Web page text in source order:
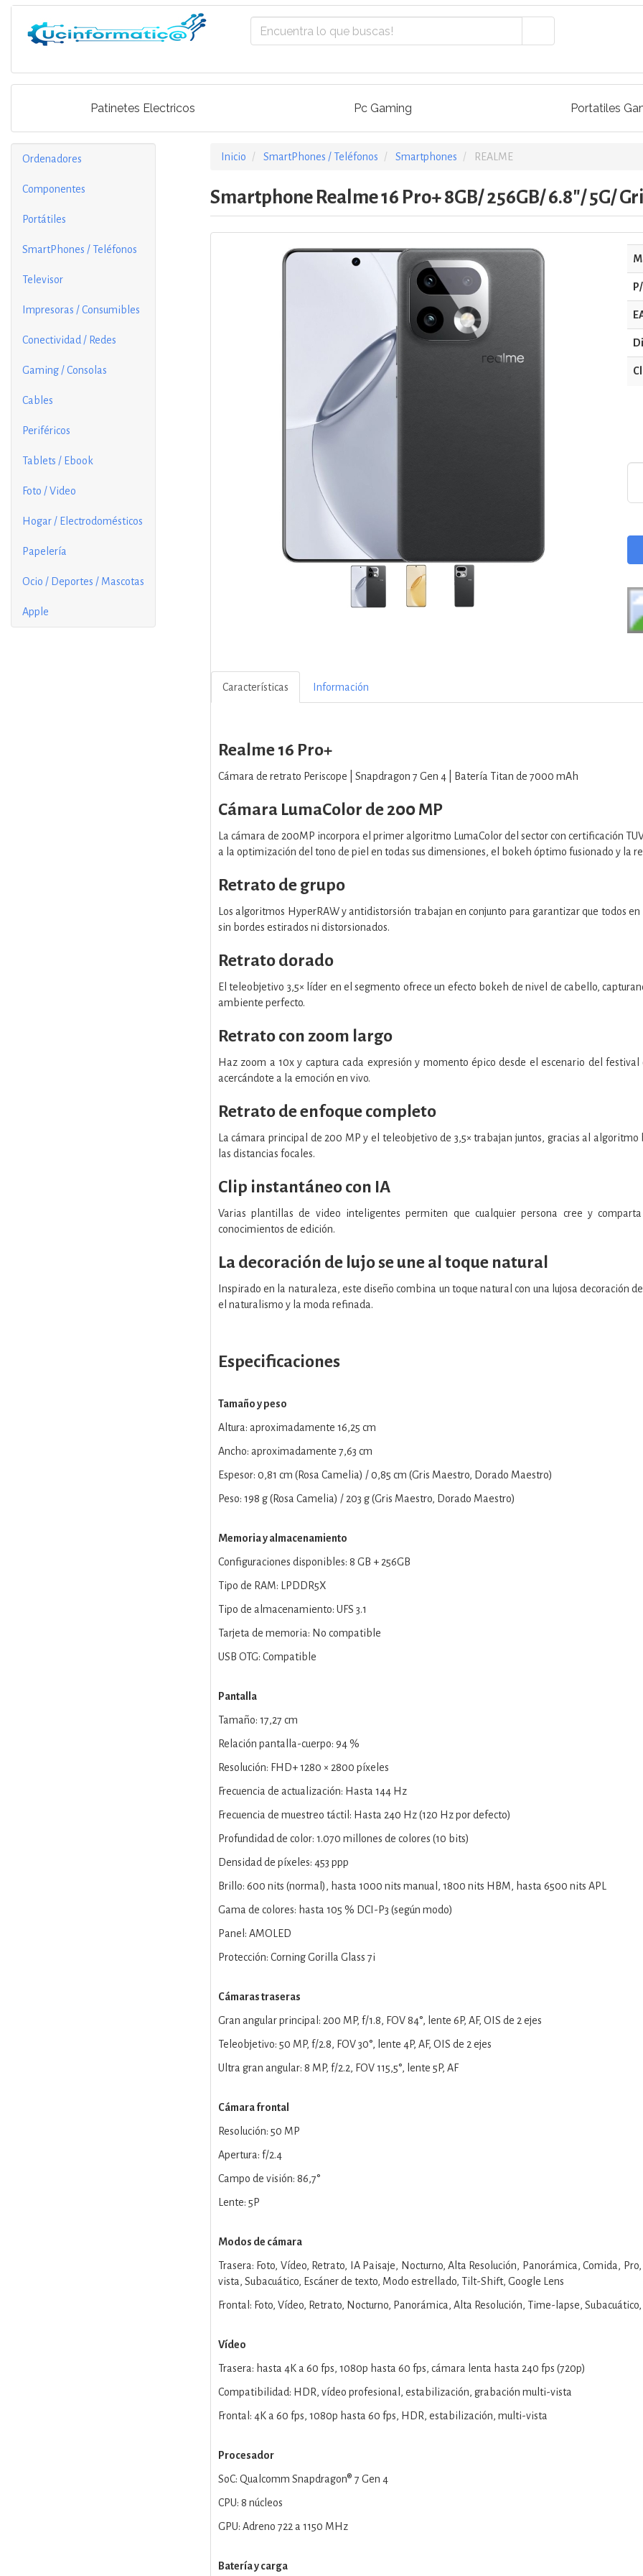
Patinetes Electricos Pc Gaming Portatiles
Ordenadores
Componentes
Portátiles
SmartPhones / Teléfonos
Televisor
Impresoras / Consumibles
Conectividad / Redes
Gaming / Consolas
Cables
Periféricos
Tablets / Ebook
Foto / Video
Hogar / Electrodomésticos
Papelería
Ocio / Deportes / Mascotas
Apple
Inicio SmartPhones / Teléfonos Smartphones REALME
Smartphone Realme 16 Pro+ 8GB/ 256GB/ 6.8"/ 5G/
Características Información
Realme 16 Pro+
Cámara de retrato Periscope | Snapdragon 7 Gen 4 | Batería Titan de 7000 mAh
Cámara LumaColor de 200 MP
La cámara de 200MP incorpora el primer algoritmo LumaColor del sector con certificación
a la optimización del tono de piel en todas sus dimensiones, el bokeh óptimo fusionado y la
Retrato de grupo
Los algoritmos HyperRAW y antidistorsión trabajan en conjunto para garantizar que todos
sin bordes estirados ni distorsionados.
Retrato dorado
El teleobjetivo 3,5× líder en el segmento ofrece un efecto bokeh de nivel de cabello,
ambiente perfecto.
Retrato con zoom largo
Haz zoom a 10x y captura cada expresión y momento épico desde el escenario del
acercándote a la emoción en vivo.
Retrato de enfoque completo
La cámara principal de 200 MP y el teleobjetivo de 3,5× trabajan juntos, gracias al
las distancias focales.
Clip instantáneo con IA
Varias plantillas de video inteligentes permiten que cualquier persona cree y
conocimientos de edición.
La decoración de lujo se une al toque natural
Inspirado en la naturaleza, este diseño combina un toque natural con una lujosa decoración
el naturalismo y la moda refinada.
Especificaciones
Tamaño y peso
Altura: aproximadamente 16,25 cm
Ancho: aproximadamente 7,63 cm
Espesor: 0,81 cm (Rosa Camelia) / 0,85 cm (Gris Maestro, Dorado Maestro)
Peso: 198 g (Rosa Camelia) / 203 g (Gris Maestro, Dorado Maestro)
Memoria y almacenamiento
Configuraciones disponibles: 8 GB + 256GB
Tipo de RAM: LPDDR5X
Tipo de almacenamiento: UFS 3.1
Tarjeta de memoria: No compatible
USB OTG: Compatible
Pantalla
Tamaño: 17,27 cm
Relación pantalla-cuerpo: 94 %
Resolución: FHD+ 1280 × 2800 píxeles
Frecuencia de actualización: Hasta 144 Hz
Frecuencia de muestreo táctil: Hasta 240 Hz (120 Hz por defecto)
Profundidad de color: 1.070 millones de colores (10 bits)
Densidad de píxeles: 453 ppp
Brillo: 600 nits (normal), hasta 1000 nits manual, 1800 nits HBM, hasta 6500 nits APL
Gama de colores: hasta 105 % DCI-P3 (según modo)
Panel: AMOLED
Protección: Corning Gorilla Glass 7i
Cámaras traseras
Gran angular principal: 200 MP, f/1.8, FOV 84°, lente 6P, AF, OIS de 2 ejes
Teleobjetivo: 50 MP, f/2.8, FOV 30°, lente 4P, AF, OIS de 2 ejes
Ultra gran angular: 8 MP, f/2.2, FOV 115,5°, lente 5P, AF
Cámara frontal
Resolución: 50 MP
Apertura: f/2.4
Campo de visión: 86,7°
Lente: 5P
Modos de cámara
Trasera: Foto, Vídeo, Retrato, IA Paisaje, Nocturno, Alta Resolución, Panorámica, Comida,
vista, Subacuático, Escáner de texto, Modo estrellado, Tilt-Shift, Google Lens
Frontal: Foto, Vídeo, Retrato, Nocturno, Panorámica, Alta Resolución, Time-lapse,
Vídeo
Trasera: hasta 4K a 60 fps, 1080p hasta 60 fps, cámara lenta hasta 240 fps (720p)
Compatibilidad: HDR, vídeo profesional, estabilización, grabación multi-vista
Frontal: 4K a 60 fps, 1080p hasta 60 fps, HDR, estabilización, multi-vista
Procesador
SoC: Qualcomm Snapdragon® 7 Gen 4
CPU: 8 núcleos
GPU: Adreno 722 a 1150 MHz
Batería y carga